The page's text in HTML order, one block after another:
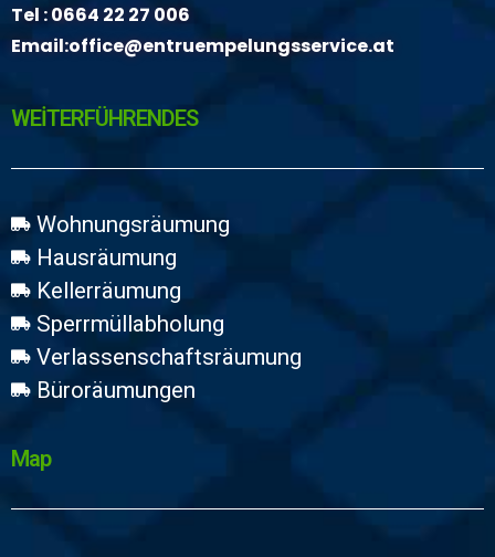
Tel :0664 22 27 006
Email:office@entruempelungsservice.at
WEİTERFÜHRENDES
Wohnungsräumung
Hausräumung
Kellerräumung
Sperrmüllabholung
Verlassenschaftsräumung
Büroräumungen
Map